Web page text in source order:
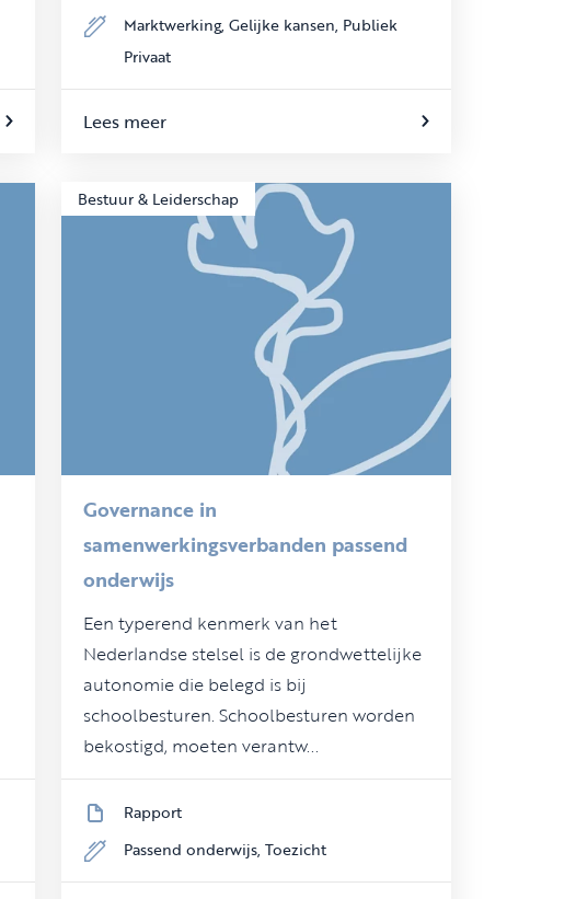
Marktwerking, Gelijke kansen, Publiek
Privaat
Lees meer
Bestuur & Leiderschap
Governance in
samenwerkingsverbanden passend
onderwijs
Een typerend kenmerk van het
Nederlandse stelsel is de grondwettelijke
autonomie die belegd is bij
schoolbesturen. Schoolbesturen worden
bekostigd, moeten verantw...
Rapport
Passend onderwijs, Toezicht